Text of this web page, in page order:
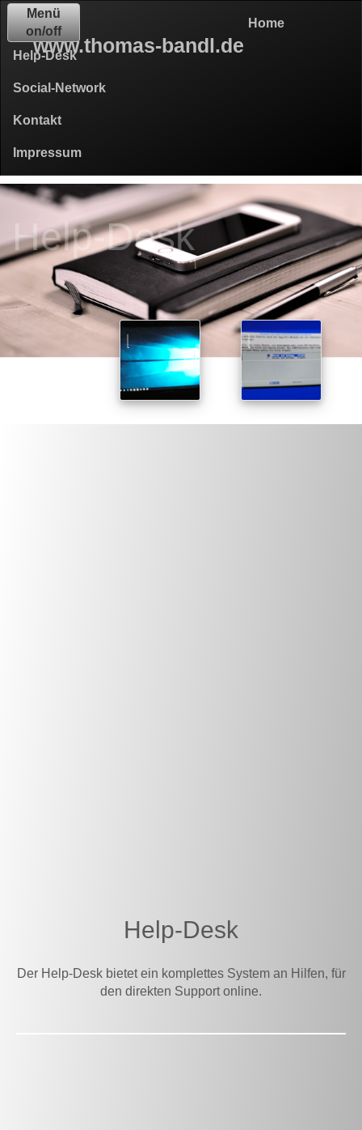
www.thomas-bandl.de
Home
Help-Desk
Social-Network
Kontakt
Impressum
Menü
on/off
Help-Desk
Help-Desk
Der Help-Desk bietet ein komplettes System an Hilfen, für
den direkten Support online.